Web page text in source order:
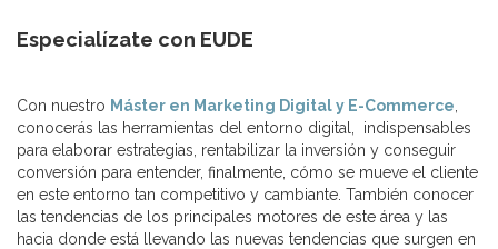
Especialízate con EUDE
Con nuestro Máster en Marketing Digital y E-Commerce
conocerás las herramientas del entorno digital, indispensables
para elaborar estrategias, rentabilizar la inversión y conseguir
conversión para entender, finalmente, cómo se mueve el cliente
en este entorno tan competitivo y cambiante. También conocer
las tendencias de los principales motores de este área y las
hacia donde está llevando las nuevas tendencias que surgen en